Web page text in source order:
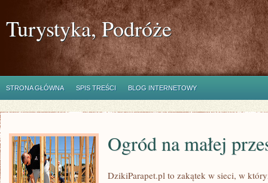
Turystyka, Podróże
STRONA GŁÓWNA SPIS TREŚCI BLOG INTERNETOWY
Ogród na małej
DzikiParapet.pl to zakątek w sieci, w